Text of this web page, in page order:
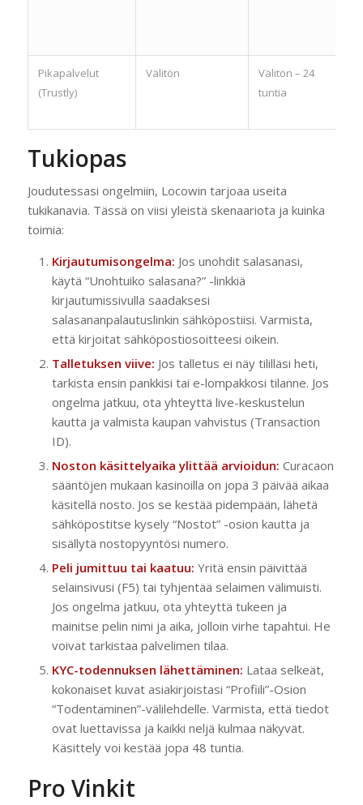
Pikapalvelut
(Trustly)
Välitön
Välitön – 24
tuntia
Tukiopas
Joudutessasi ongelmiin, Locowin tarjoaa useita
tukikanavia. Tässä on viisi yleistä skenaariota ja kuinka
toimia:
Kirjautumisongelma: Jos unohdit salasanasi,
käytä “Unohtuiko salasana?” -linkkiä
kirjautumissivulla saadaksesi
salasananpalautuslinkin sähköpostiisi. Varmista,
että kirjoitat sähköpostiosoitteesi oikein.
Talletuksen viive: Jos talletus ei näy tililläsi heti,
tarkista ensin pankkisi tai e-lompakkosi tilanne. Jos
ongelma jatkuu, ota yhteyttä live-keskustelun
kautta ja valmista kaupan vahvistus (Transaction
ID).
Noston käsittelyaika ylittää arvioidun: Curacaon
sääntöjen mukaan kasinoilla on jopa 3 päivää aikaa
käsitellä nosto. Jos se kestää pidempään, lähetä
sähköpostitse kysely “Nostot” -osion kautta ja
sisällytä nostopyyntösi numero.
Peli jumittuu tai kaatuu: Yritä ensin päivittää
selainsivusi (F5) tai tyhjentää selaimen välimuisti.
Jos ongelma jatkuu, ota yhteyttä tukeen ja
mainitse pelin nimi ja aika, jolloin virhe tapahtui. He
voivat tarkistaa palvelimen tilaa.
KYC-todennuksen lähettäminen: Lataa selkeät,
kokonaiset kuvat asiakirjoistasi “Profiili”-Osion
“Todentaminen”-välilehdelle. Varmista, että tiedot
ovat luettavissa ja kaikki neljä kulmaa näkyvät.
Käsittely voi kestää jopa 48 tuntia.
Pro Vinkit